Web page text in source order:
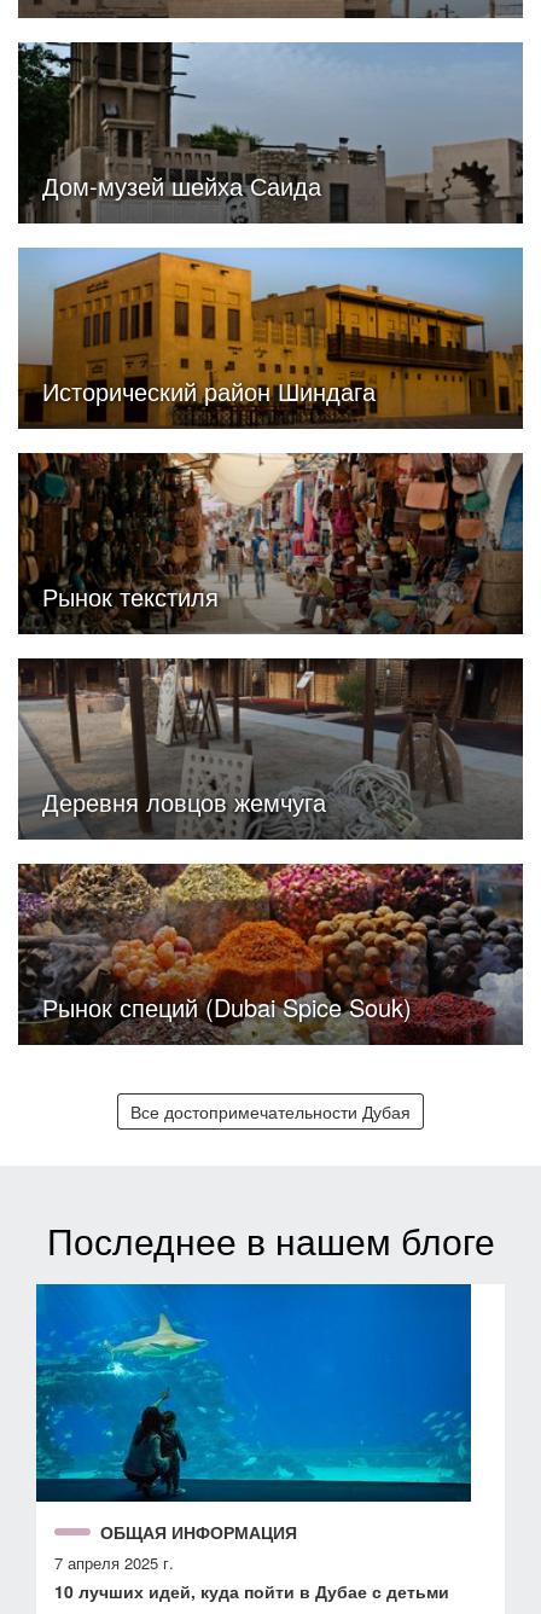
Дом-музей шейха Саида
Исторический район Шиндага
Рынок текстиля
Деревня ловцов жемчуга
Рынок специй (Dubai Spice Souk)
Все достопримечательности Дубая
Последнее в нашем блоге
ОБЩАЯ ИНФОРМАЦИЯ
7 апреля 2025 г.
10 лучших идей, куда пойти в Дубае с детьми